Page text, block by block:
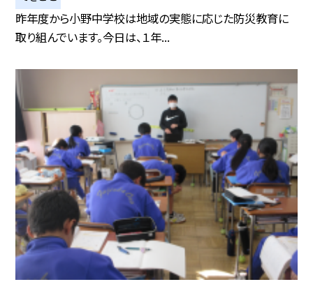
昨年度から小野中学校は地域の実態に応じた防災教育に
取り組んでいます。今日は、１年...